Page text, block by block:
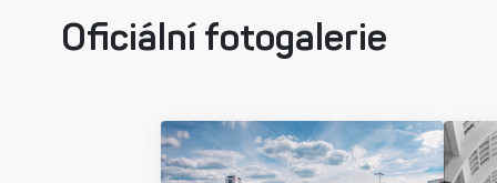
Oficiální fotogalerie